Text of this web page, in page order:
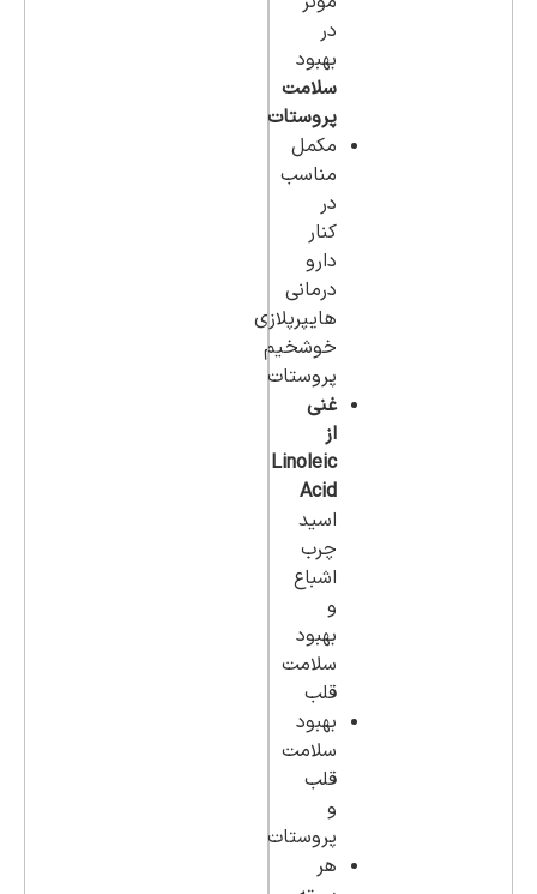
در
بهبود
سلامت
پروستات
مکمل
مناسب
در
کنار
دارو
درمانی
هایپرپلازی
خوشخیم
پروستات
غنی
از
Linoleic
Acid
اسید
چرب
اشباع
و
بهبود
سلامت
قلب
بهبود
سلامت
قلب
و
پروستات
هر